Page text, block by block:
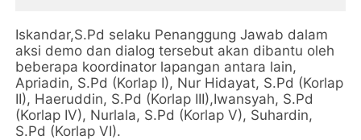
Iskandar,S.Pd selaku Penanggung Jawab dalam
aksi demo dan dialog tersebut akan dibantu oleh
beberapa koordinator lapangan antara lain,
Apriadin, S.Pd (Korlap I), Nur Hidayat, S.Pd (Korlap
II), Haeruddin, S.Pd (Korlap III),Iwansyah, S.Pd
(Korlap IV), Nurlala, S.Pd (Korlap V), Suhardin,
S.Pd (Korlap VI).